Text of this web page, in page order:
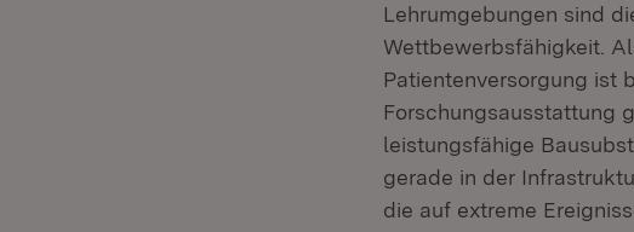
Lehrumgebungen sind
Wettbewerbsfähigkeit.
Patientenversorgung ist
Forschungsausstattung
leistungsfähige
gerade in der
die auf extreme